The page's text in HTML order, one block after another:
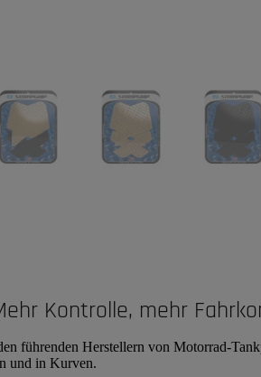
Kontrolle, mehr
führenden Herstellern von Motorrad-
und in Kurven.